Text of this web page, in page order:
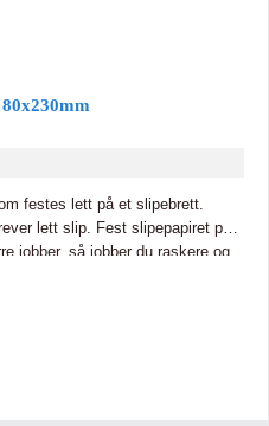
festes lett på et slipebrett.
slipepapiret på
jobber, så jobber du raskere og
for finere flater som krever lett
Beregnet for Anzas
maling og sparkel.